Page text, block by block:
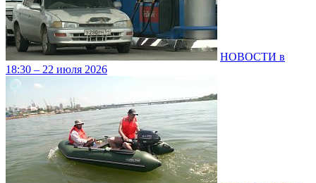
НОВОСТИ в
18:30 – 22 июля 2026